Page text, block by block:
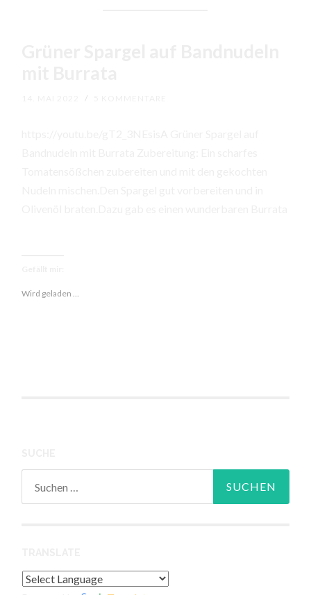
/
Wird geladen …